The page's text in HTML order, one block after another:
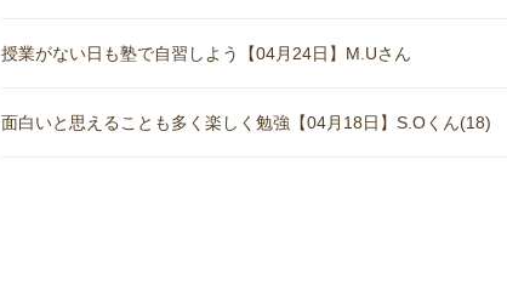
授業がない日も塾で自習しよう【04月24日】M.Uさん
面白いと思えることも多く楽しく勉強【04月18日】S.Oくん(18)